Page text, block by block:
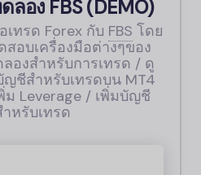
ลอง FBS(DEMO)
ทรด Forex กับ FBS โดย
อบเครื่องมือต่างๆของ
องสำหรับการเทรด / ดู
ชีสำหรับเทรดบน MT4
ม Leverage / เพิ่มบัญชี
หรับเทรด